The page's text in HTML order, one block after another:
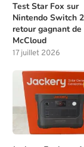
Test Star Fox sur
Nintendo Switch
retour gagnant de
McCloud
17 juillet 2026